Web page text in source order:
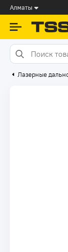
Алматы
Лазерные